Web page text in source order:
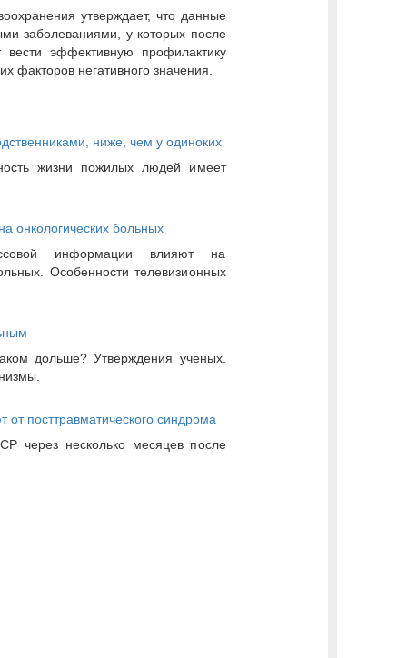
утверждает, что данные
заболеваниями, у которых после
вести эффективную профилактику
факторов негативного значения.
ниже, чем у одиноких
жизни пожилых людей имеет
онкологических больных
информации влияют на
Особенности телевизионных
дольше? Утверждения ученых.
посттравматического синдрома
через несколько месяцев после